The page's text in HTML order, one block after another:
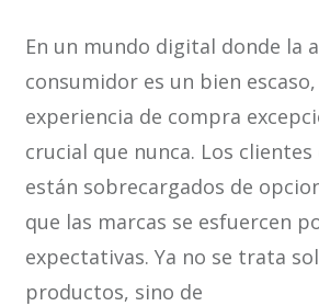
En un mundo digital donde la
consumidor es un bien
experiencia de compra
crucial que nunca. Los clientes
están sobrecargados de
que las marcas se esfuercen
expectativas. Ya no se trata
productos, sino de